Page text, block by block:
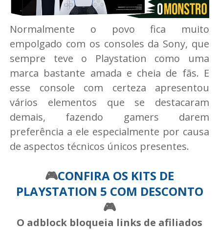
Normalmente o povo fica muito
empolgado com os consoles da Sony, que
sempre teve o Playstation como uma
marca bastante amada e cheia de fãs. E
esse console com certeza apresentou
vários elementos que se destacaram
demais, fazendo gamers darem
preferência a ele especialmente por causa
de aspectos técnicos únicos presentes.
🎮CONFIRA OS KITS DE
PLAYSTATION 5 COM DESCONTO
🎮
O adblock bloqueia links de afiliados